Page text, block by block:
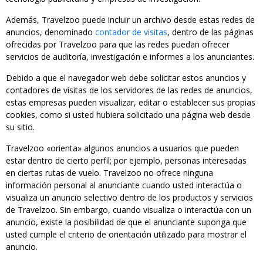
Además, Travelzoo puede incluir un archivo desde estas redes de
anuncios, denominado contador de visitas, dentro de las páginas
ofrecidas por Travelzoo para que las redes puedan ofrecer
servicios de auditoría, investigación e informes a los anunciantes.
Debido a que el navegador web debe solicitar estos anuncios y
contadores de visitas de los servidores de las redes de anuncios,
estas empresas pueden visualizar, editar o establecer sus propias
cookies, como si usted hubiera solicitado una página web desde
su sitio.
Travelzoo «orienta» algunos anuncios a usuarios que pueden
estar dentro de cierto perfil; por ejemplo, personas interesadas
en ciertas rutas de vuelo. Travelzoo no ofrece ninguna
información personal al anunciante cuando usted interactúa o
visualiza un anuncio selectivo dentro de los productos y servicios
de Travelzoo. Sin embargo, cuando visualiza o interactúa con un
anuncio, existe la posibilidad de que el anunciante suponga que
usted cumple el criterio de orientación utilizado para mostrar el
anuncio.